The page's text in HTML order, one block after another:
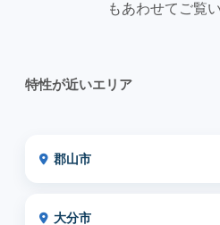
もあわせてご覧
特性が近いエリア
郡山市
大分市